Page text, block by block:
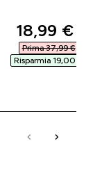
18,99 €‎
Prima 37,99 €‎
Risparmia 19,00 €‎